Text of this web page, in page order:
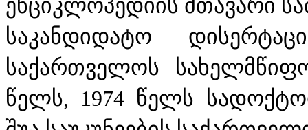
ენციკლოპედიის მთავარი
საკანდიდატო
საქართველოს
წელს, 1974 წელს